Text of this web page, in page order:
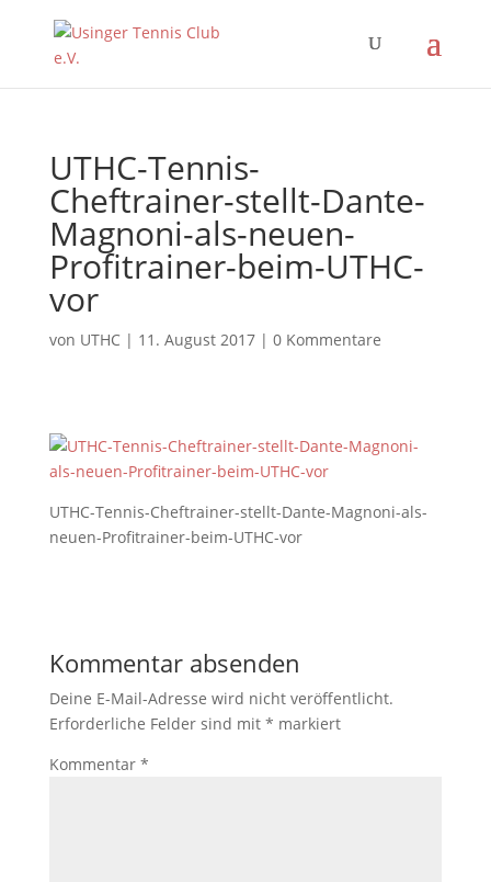
UTHC-Tennis-
Cheftrainer-stellt-Dante-
Magnoni-als-neuen-
Profitrainer-beim-UTHC-
vor
von UTHC| 11. August 2017| 0 Kommentare
UTHC-Tennis-Cheftrainer-stellt-Dante-Magnoni-als-
neuen-Profitrainer-beim-UTHC-vor
Kommentar absenden
Deine E-Mail-Adresse wird nicht veröffentlicht.
Erforderliche Felder sind mit * markiert
Kommentar *